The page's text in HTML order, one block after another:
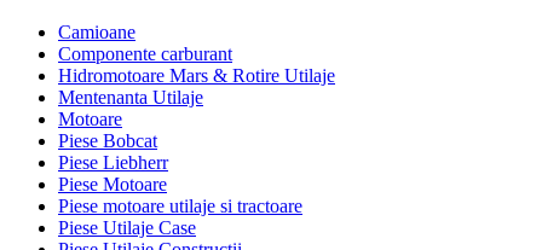
Camioane
Componente carburant
Hidromotoare Mars & Rotire Utilaje
Mentenanta Utilaje
Motoare
Piese Bobcat
Piese Liebherr
Piese Motoare
Piese motoare utilaje si tractoare
Piese Utilaje Case